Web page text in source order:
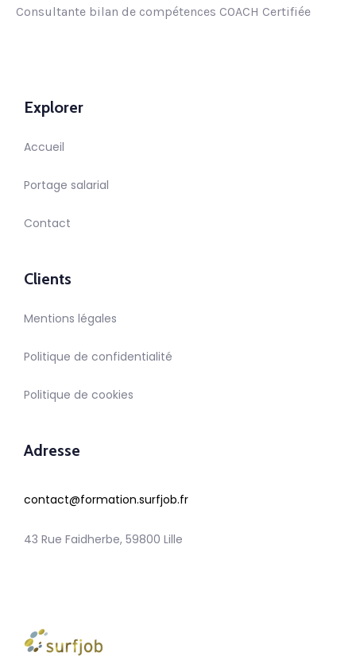
Consultante bilan de compétences COACH Certifiée
Explorer
Accueil
Portage salarial
Contact
Clients
Mentions légales
Politique de confidentialité
Politique de cookies
Adresse
contact@formation.surfjob.fr
43 Rue Faidherbe, 59800 Lille